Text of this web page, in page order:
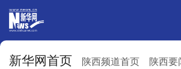
新华网首页 陕西频道首页 陕西要
网站地图